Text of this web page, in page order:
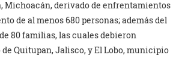
derivado de enfrentamientos
de al menos 680 personas; además del
80 familias, las cuales debieron
Quitupan, Jalisco, y El Lobo, municipio